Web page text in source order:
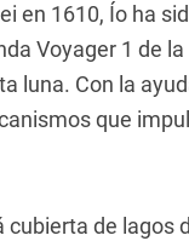
en 1610, Ío ha
Voyager 1 de
luna. Con la
que
de lagos